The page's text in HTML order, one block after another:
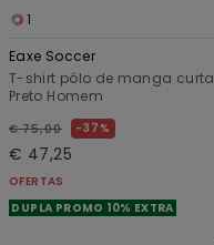
1
Eaxe Soccer
T-shirt pólo de manga curta
Preto Homem
€ 75,00 37%
€ 47,25
OFERTAS
DUPLA PROMO 10% EXTRA